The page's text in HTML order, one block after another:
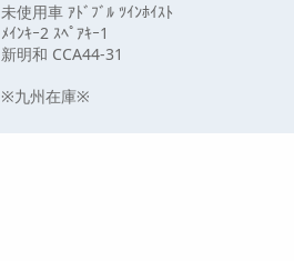
未使用車 ｱﾄﾞﾌﾞﾙ ﾂｲﾝﾎｲｽﾄ
ﾒｲﾝｷｰ2 ｽﾍﾟｱｷｰ1
新明和 CCA44-31
※九州在庫※